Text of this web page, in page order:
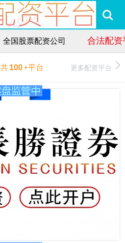
全国股票配资公司 合法配资
共100+平台 更多配资平台